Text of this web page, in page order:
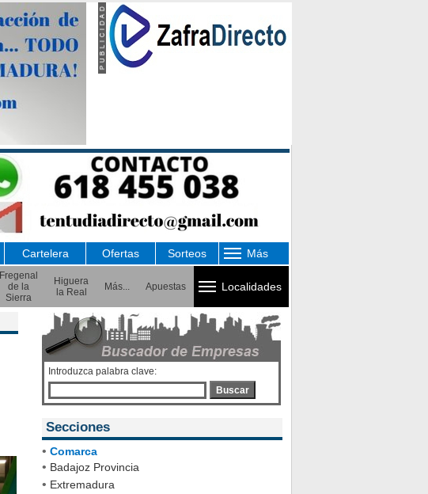
Cartelera Ofertas Sorteos Más
Fregenal
de la
Sierra
Higuera
la Real
Más... Apuestas Localidades
Introduzca palabra clave:
Buscar
Secciones
• Comarca
• Badajoz Provincia
• Extremadura